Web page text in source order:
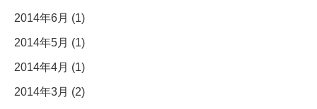
2014年6月 (1)
2014年5月 (1)
2014年4月 (1)
2014年3月 (2)